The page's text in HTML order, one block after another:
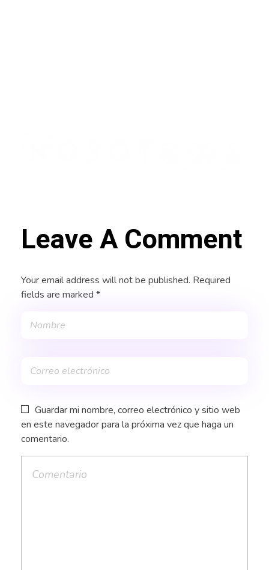
Leave A Comment
Your email address will not be published. Required
fields are marked *
Guardar mi nombre, correo electrónico y sitio web
en este navegador para la próxima vez que haga un
comentario.